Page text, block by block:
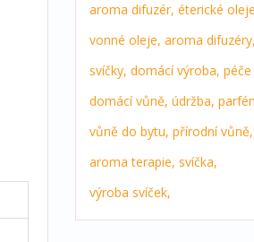
aroma difuzér, éterické
vonné oleje, aroma difuzéry,
svíčky, domácí výroba,
domácí vůně, údržba,
vůně do bytu, přírodní vůně,
aroma terapie, svíčka,
výroba svíček,